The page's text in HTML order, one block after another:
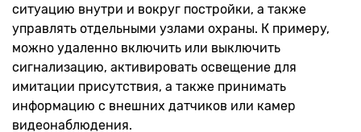
ситуацию внутри и вокруг постройки, а также
управлять отдельными узлами охраны. К примеру,
можно удаленно включить или выключить
сигнализацию, активировать освещение для
имитации присутствия, а также принимать
информацию с внешних датчиков или камер
видеонаблюдения.